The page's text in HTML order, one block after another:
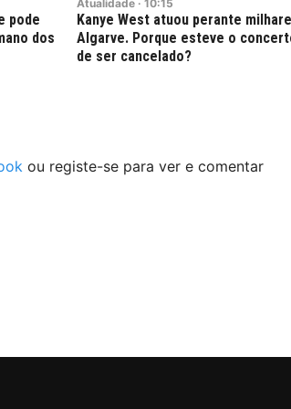
pode
dos
Atualidade · 10:15
Kanye West atuou perante
Algarve. Porque esteve o
de ser cancelado?
ou registe-se para ver e comentar